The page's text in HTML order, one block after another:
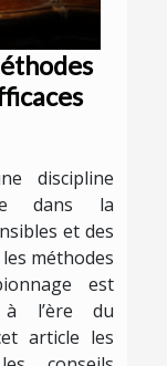
discipline
dans la
et des
méthodes
est
l’ère du
article les